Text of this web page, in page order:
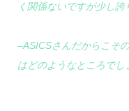
く関係ないですが少し
–ASICSさんだからこそ
はどのようなところでし